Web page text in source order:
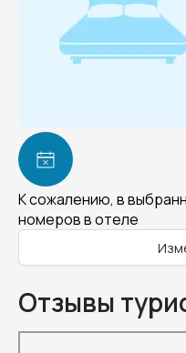
К сожалению, в
номеров в отеле
Отзывы